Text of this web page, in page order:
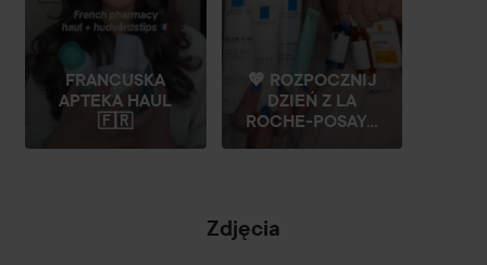
FRANCUSKA
APTEKA HAUL
🇫🇷
💖 ROZPOCZNIJ
DZIEŃ Z LA
ROCHE-POSAY...
Zdjęcia